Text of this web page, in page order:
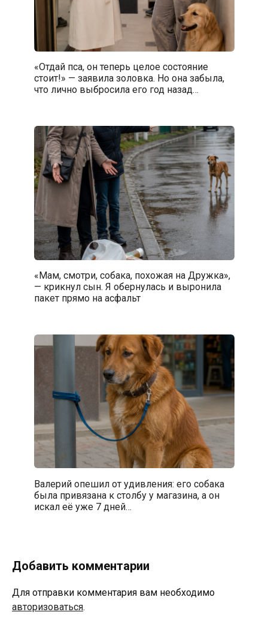
«Отдай пса, он теперь целое состояние
стоит!» — заявила золовка. Но она забыла,
что лично выбросила его год назад…
«Мам, смотри, собака, похожая на Дружка»,
— крикнул сын. Я обернулась и выронила
пакет прямо на асфальт
Валерий опешил от удивления: его собака
была привязана к столбу у магазина, а он
искал её уже 7 дней…
Добавить комментарии
Для отправки комментария вам необходимо
авторизоваться.